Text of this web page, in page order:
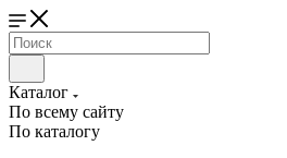
Каталог
По всему сайту
По каталогу